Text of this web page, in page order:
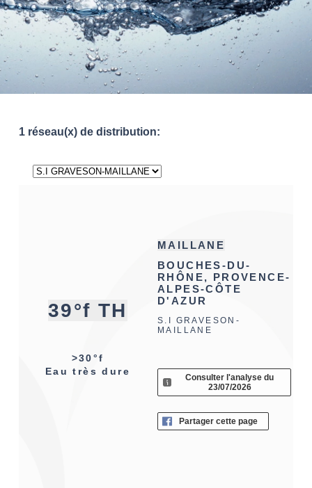
1 réseau(x) de distribution:
39°f TH
>30°f
Eau très dure
MAILLANE
BOUCHES-DU-
RHÔNE, PROVENCE-
ALPES-CÔTE
D'AZUR
S.I GRAVESON-
MAILLANE
Consulter l'analyse du
23/07/2026
Partager cette page